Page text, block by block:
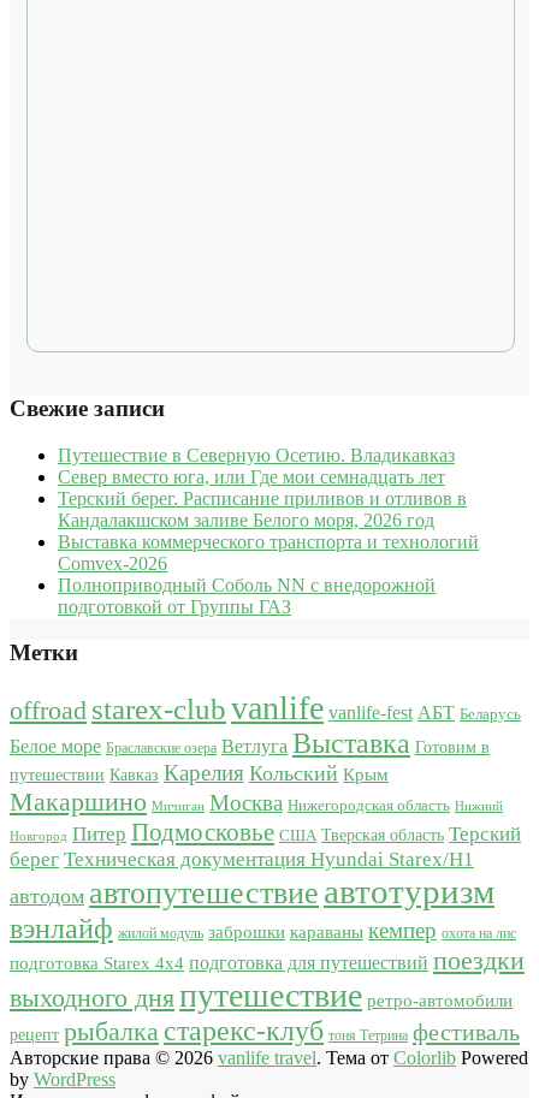
Свежие записи
Путешествие в Северную Осетию. Владикавказ
Север вместо юга, или Где мои семнадцать лет
Терский берег. Расписание приливов и отливов в
Кандалакшском заливе Белого моря, 2026 год
Выставка коммерческого транспорта и технологий
Comvex-2026
Полноприводный Соболь NN с внедорожной
подготовкой от Группы ГАЗ
Метки
offroad starex-clubvanlife vanlife-fest АБТ Беларусь
Белое море Браславские озера Ветлуга Выставка Готовим в
путешествии Кавказ Карелия Кольский Крым
Макаршино Мичиган Москва Нижегородская область Нижний
Новгород Питер Подмосковье США Тверская область Терский
берег Техническая документация Hyundai Starex/H1
автодом автопутешествие автотуризм
вэнлайф жилой модуль заброшки караваны кемпер охота на лис
подготовка Starex 4x4 подготовка для путешествий поездки
выходного дняпутешествие ретро-автомобили
рецепт рыбалка старекс-клуб тоня Тетрина фестиваль
Авторские права © 2026 vanlife travel. Тема от Colorlib Powered
by WordPress